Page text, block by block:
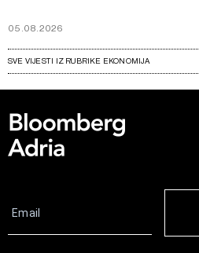
05.08.2026
SVE VIJESTI IZ RUBRIKE EKONOMIJA